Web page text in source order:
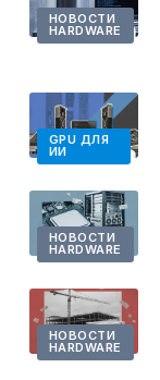
НОВОСТИ
HARDWARE
GPU ДЛЯ
ИИ
НОВОСТИ
HARDWARE
НОВОСТИ
HARDWARE